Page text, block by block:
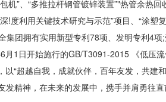
机”、“多推拉杆钢管镀锌装置”"热管余热
!度利用关键技术研究与示范”项目、“涂塑
团拥有实用新型专利78项、发明专利4
1日开始施行的GB/T3091-2015 《低压
“超越自我，成就伙伴，百年友发，共建
发精神，在未来的发展中，携手并肩勇往